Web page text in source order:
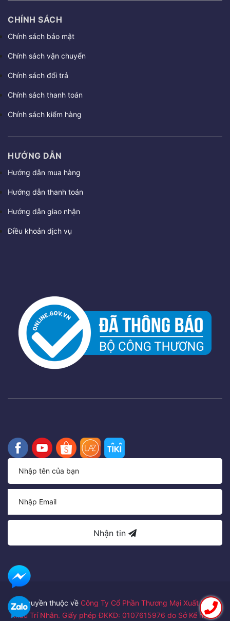
CHÍNH SÁCH
Chính sách bảo mật
Chính sách vận chuyển
Chính sách đổi trả
Chính sách thanh toán
Chính sách kiểm hàng
HƯỚNG DẪN
Hướng dẫn mua hàng
Hướng dẫn thanh toán
Hướng dẫn giao nhận
Điều khoản dịch vụ
Nhận tin
Bản quyền thuộc về Công Ty Cổ Phần Thương Mại Xuất Nhập
Khẩu Trí Nhân. Giấy phép ĐKKD: 0107615976 do Sở Kế hoạch